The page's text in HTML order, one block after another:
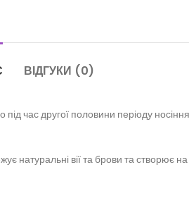
ВІДГУКИ (0)
час другої половини періоду
натуральні вії та брови та створює